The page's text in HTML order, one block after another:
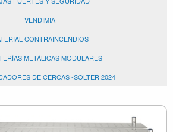
VENDIMIA
CONTRAINCENDIOS
METÁLICAS MODULARES
DE CERCAS -SOLTER 2024